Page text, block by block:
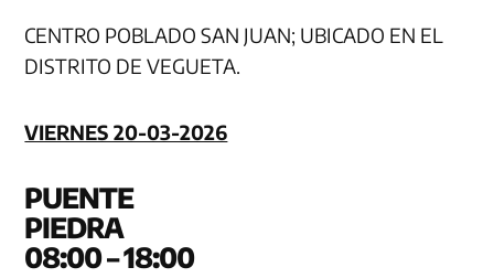
CENTRO POBLADO SAN JUAN; UBICADO EN EL
DISTRITO DE VEGUETA.
VIERNES 20-03-2026
PUENTE
08:00 – 18:00